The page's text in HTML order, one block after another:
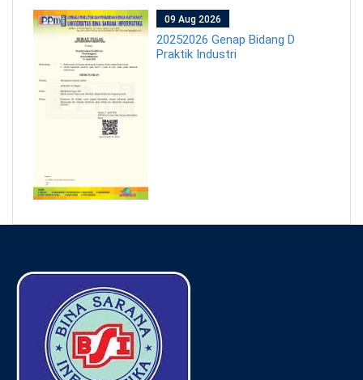
09 Aug 2026
20252026 Genap Bidang D
Praktik Industri